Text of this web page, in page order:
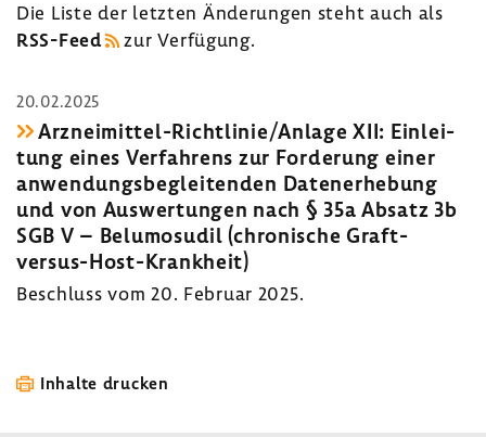
Die Liste der letzten Ände­rungen steht auch als
RSS-​Feed
zur Verfü­gung.
20.02.2025
Arzneimittel-​Richtlinie/Anlage XII: Einlei­
tung eines Verfah­rens zur Forde­rung einer
anwen­dungs­be­glei­tenden Daten­er­he­bung
und von Auswer­tungen nach § 35a Absatz 3b
SGB V – Belu­mosudil (chro­ni­sche Graft-​
versus-Host-Krankheit)
Beschluss vom 20. Februar 2025.
Inhalte drucken